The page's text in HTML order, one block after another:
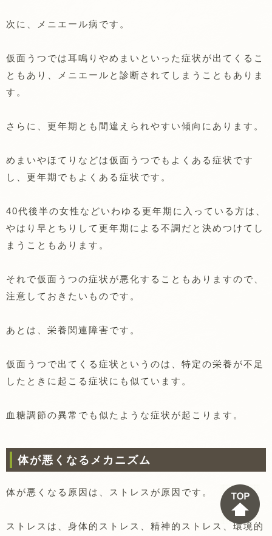
次に、メニエール病です。
仮面うつでは耳鳴りやめまいといった症状が出てくるこ
ともあり、メニエールと診断されてしまうこともありま
す。
さらに、更年期とも間違えられやすい傾向にあります。
めまいやほてりなどは仮面うつでもよくある症状です
し、更年期でもよくある症状です。
40代後半の女性などいわゆる更年期に入っている方は、
やはり早とちりして更年期による不調だと決めつけてし
まうこともあります。
それで仮面うつの症状が悪化することもありますので、
注意しておきたいものです。
あとは、栄養関連障害です。
仮面うつで出てくる症状というのは、特定の栄養が不足
したときに起こる症状にも似ています。
血糖調節の異常でも似たような症状が起こります。
体が悪くなるメカニズム
体が悪くなる原因は、ストレスが原因です。
ストレスは、身体的ストレス、精神的ストレス、環境的